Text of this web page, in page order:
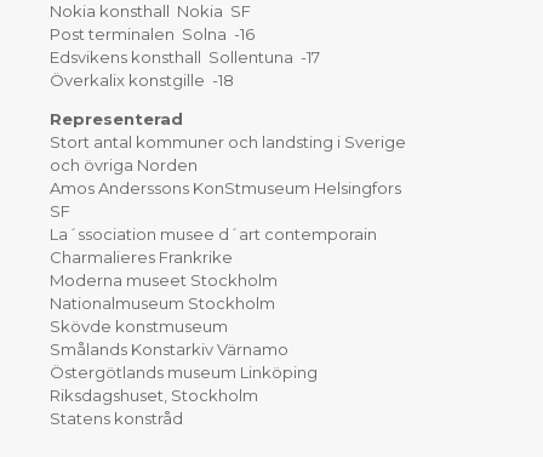
Nokia konsthall Nokia SF
Post terminalen Solna -16
Edsvikens konsthall Sollentuna -17
Överkalix konstgille -18
Representerad
Stort antal kommuner och landsting i Sverige
och övriga Norden
Amos Anderssons KonStmuseum Helsingfors
SF
La´ssociation musee d´art contemporain
Charmalieres Frankrike
Moderna museet Stockholm
Nationalmuseum Stockholm
Skövde konstmuseum
Smålands Konstarkiv Värnamo
Östergötlands museum Linköping
Riksdagshuset, Stockholm
Statens konstråd